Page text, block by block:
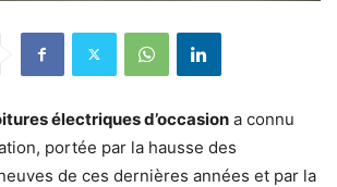
électriques d’occasion a connu
portée par la hausse des
de ces dernières années et par la